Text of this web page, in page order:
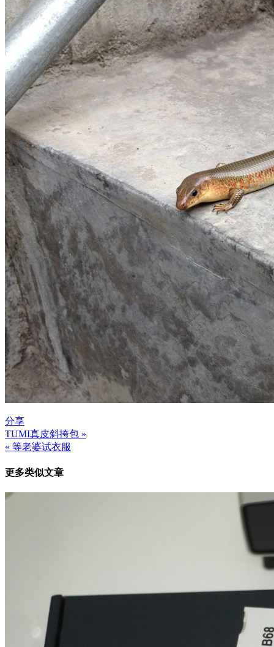
分享
文
章
导
航
TUMI真皮斜挎包 »
« 等老婆试衣服
更多类似文章